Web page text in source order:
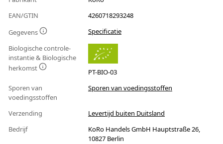
EAN/GTIN
4260718293248
Gegevens
Specificatie
Biologische controle-
instantie & Biologische
herkomst
PT-BIO-03
Sporen van
voedingsstoffen
Sporen van voedingsstoffen
Verzending
Levertijd buiten Duitsland
Bedrijf
KoRo Handels GmbH Hauptstraße 26,
10827 Berlin